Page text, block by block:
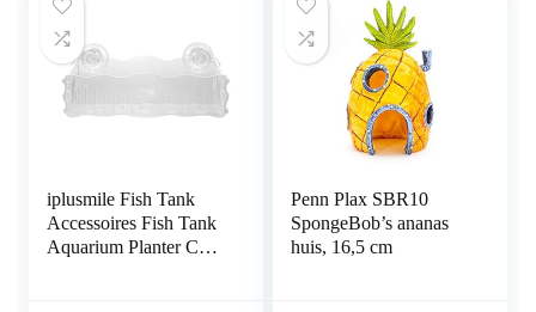
iplusmile Fish Tank
Accessoires Fish Tank
Aquarium Planter Cup
Penn Plax SBR10
SpongeBob’s ananas
huis, 16,5 cm